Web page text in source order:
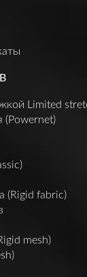
Limited
(Powernet)
(Rigid fabric)
mesh)